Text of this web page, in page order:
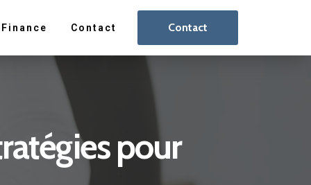
Finance Contact Contact
pour